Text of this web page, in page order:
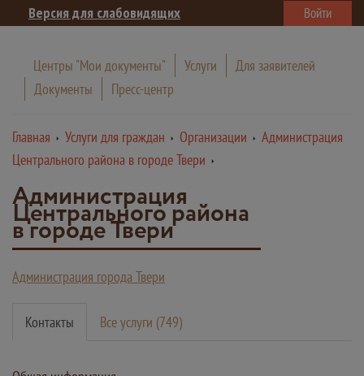
Версия для слабовидящих Войти
Центры "Мои документы" Услуги
Для заявителей
Документы
Пресс-центр
Главная Услуги для граждан Организации
Администрация
Центрального района в городе Твери
Администрация
Центрального района
в городе Твери
Администрация города Твери
Контакты Все услуги (749)